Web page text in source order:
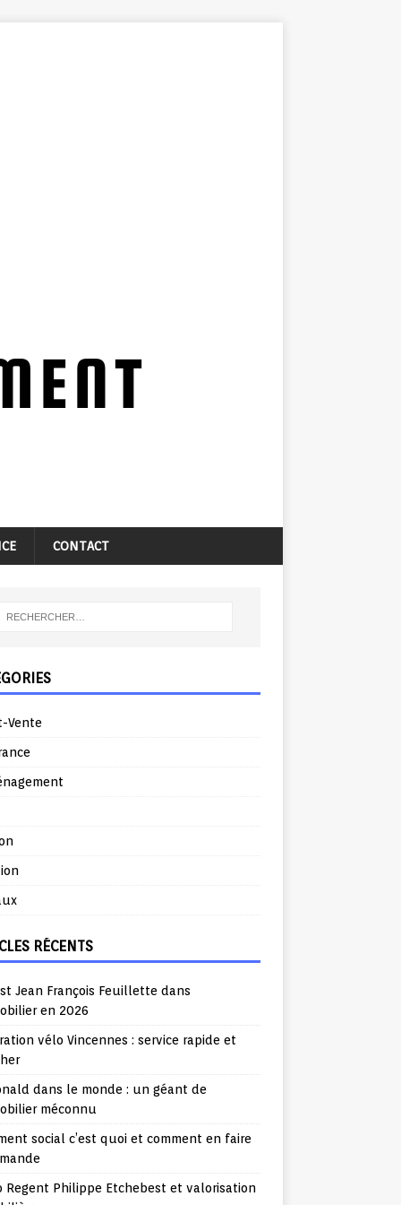
CONTACT
Vente
RÉCENTS
Jean François Feuillette dans
en 2026
vélo Vincennes : service rapide et
dans le monde : un géant de
méconnu
social c’est quoi et comment en faire
Regent Philippe Etchebest et valorisation